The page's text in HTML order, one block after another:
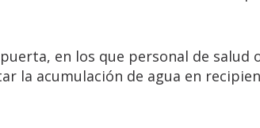
en los que personal de salud
la acumulación de agua en